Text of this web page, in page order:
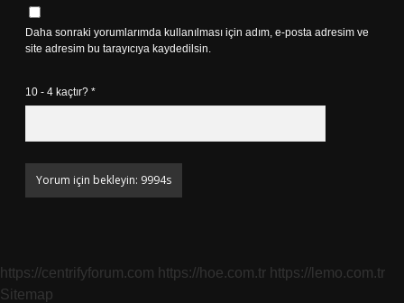
Daha sonraki yorumlarımda kullanılması için adım, e-posta adresim ve
site adresim bu tarayıcıya kaydedilsin.
10 - 4 kaçtır? *
https://centrifyforum.com https://hoe.com.tr https://lemo.com.tr
Sitemap